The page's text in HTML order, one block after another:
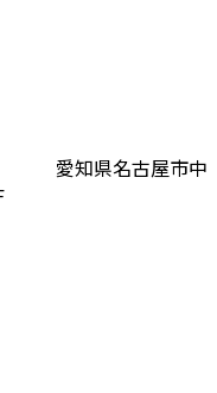
愛知県名古屋市中